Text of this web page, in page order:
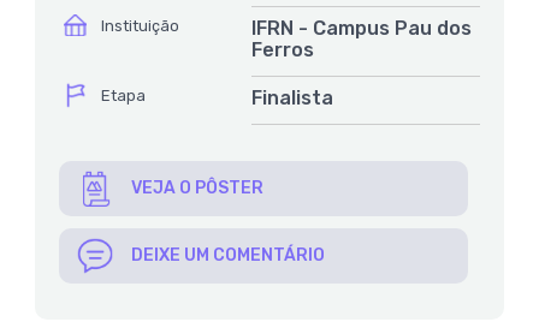
íconeInstituição
IFRN - Campus Pau dos
Ferros
íconeEtapa Finalista
VEJA O PÔSTER
DEIXE UM COMENTÁRIO